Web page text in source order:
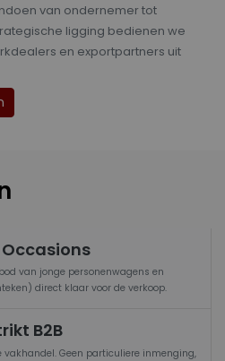
van ondernemer tot
ligging bedienen we
en exportpartners uit
van jonge personenwagens en
direct klaar voor de verkoop.
B2B
Geen particuliere inmenging,